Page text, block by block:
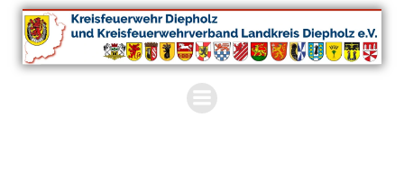
Zum
Inhalt
springen